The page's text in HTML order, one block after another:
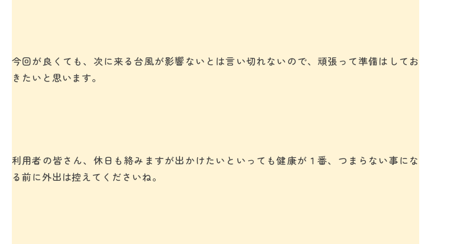
今回が良くても、次に来る台風が影響ないとは言い切れないので、頑張って準備はしてお
きたいと思います。
利用者の皆さん、休日も絡みますが出かけたいといっても健康が１番、つまらない事にな
る前に外出は控えてくださいね。